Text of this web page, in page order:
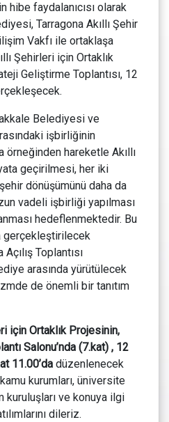
hibe faydalanıcısı olarak
Tarragona Akıllı Şehir
Vakfı ile ortaklaşa
Şehirleri için Ortaklık
Geliştirme Toplantısı, 12
Belediyesi ve
işbirliğinin
hareketle Akıllı
geçirilmesi, her iki
dönüşümünü daha da
vadeli işbirliği yapılması
hedeflenmektedir. Bu
gerçekleştirilecek
Toplantısı
arasında yürütülecek
de önemli bir tanıtım
için Ortaklık Projesinin,
Salonu’nda (7.kat) , 12
11.00’da düzenlenecek
kurumları, üniversite
ve konuya ilgi
dileriz.